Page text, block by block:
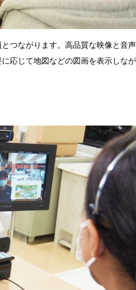
つながります。高品質な映像と音
応じて地図などの図画を表示しな